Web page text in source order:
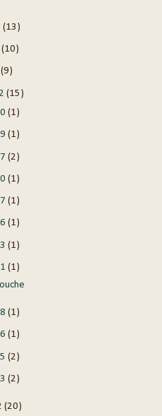
(13)
(10)
(9)
(15)
(1)
(1)
(2)
(1)
(1)
(1)
(1)
(1)
(1)
(1)
(2)
(2)
(20)